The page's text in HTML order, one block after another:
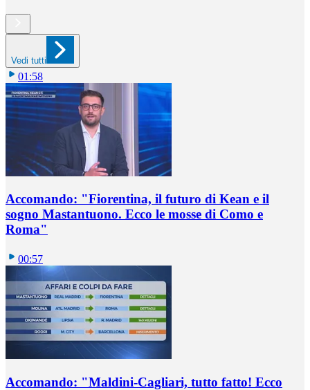
Vedi tutti
01:58
Accomando: "Fiorentina, il futuro di Kean e il
sogno Mastantuono. Ecco le mosse di Como e
Roma"
00:57
Accomando: "Maldini-Cagliari, tutto fatto! Ecco